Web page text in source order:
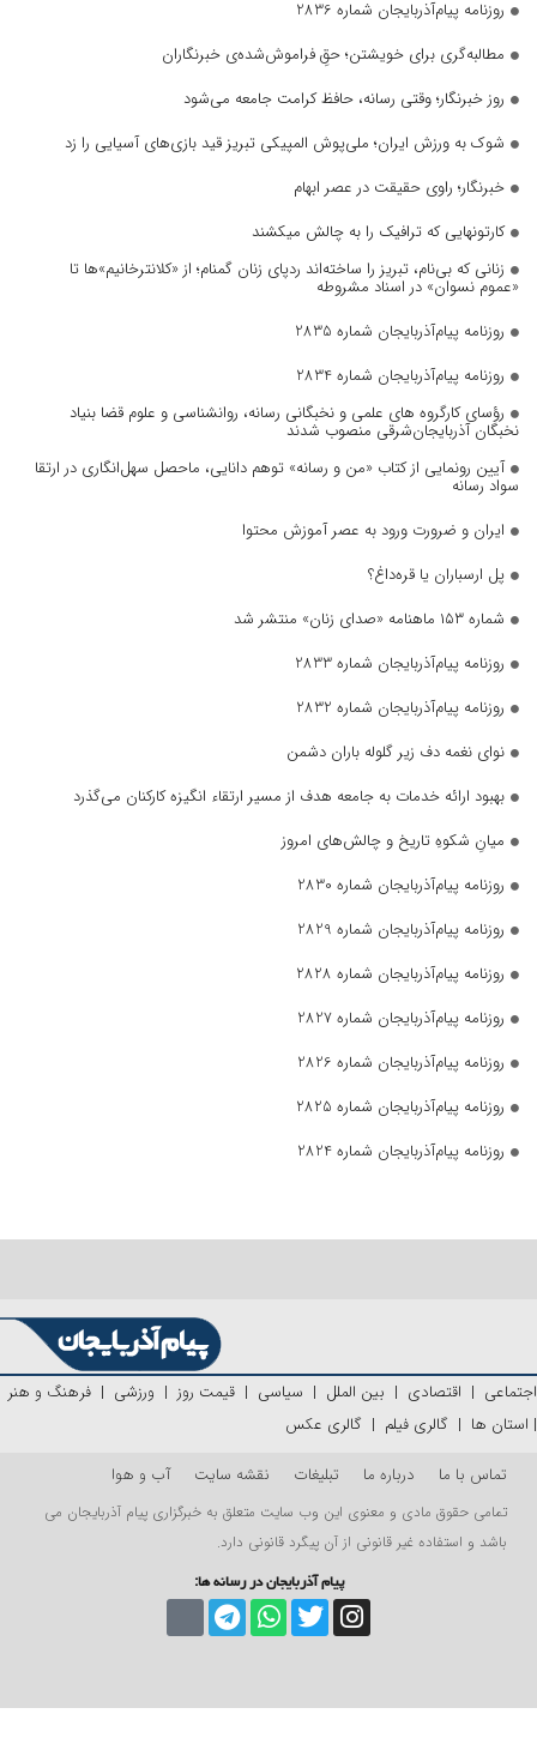
روزنامه پیام‌آذربایجان شماره 2836
مطالبه‌گری برای خویشتن؛ حقِ فراموش‌شده‌ی خبرنگاران
روز خبرنگار؛ وقتی رسانه، حافظ کرامت جامعه می‌شود
شوک به ورزش ایران؛ ملی‌پوش المپیکی تبریز قید بازی‌های آسیایی را زد
خبرنگار؛ راوی حقیقت در عصر ابهام
کارتونهایی که ترافیک را به چالش میکشند
زنانی که بی‌نام، تبریز را ساخته‌اند ردپای زنان گمنام؛ از «کلانترخانیم»ها تا
«عموم نسوان» در اسناد مشروطه
روزنامه پیام‌آذربایجان شماره 2835
روزنامه پیام‌آذربایجان شماره 2834
رؤسای کارگروه های علمی و نخبگانی رسانه، روانشناسی و علوم قضا بنیاد
نخبگان آذربایجان‌شرقی منصوب شدند
آیین رونمایی از کتاب «من و رسانه» توهم دانایی، ماحصل سهل‌انگاری در ارتقا
سواد رسانه
ایران و ضرورت ورود به عصر آموزش محتوا
پل ارسباران یا قره‌داغ؟
شماره ۱۵۳ ماهنامه «صدای زنان» منتشر شد
روزنامه پیام‌آذربایجان شماره 2833
روزنامه پیام‌آذربایجان شماره 2832
نوای نغمه دف زیر گلوله باران دشمن
بهبود ارائه خدمات به جامعه هدف از مسیر ارتقاء انگیزه کارکنان می‌گذرد
میانِ شکوهِ تاریخ و چالش‌های امروز
روزنامه پیام‌آذربایجان شماره 2830
روزنامه پیام‌آذربایجان شماره 2829
روزنامه پیام‌آذربایجان شماره 2828
روزنامه پیام‌آذربایجان شماره 2827
روزنامه پیام‌آذربایجان شماره 2826
روزنامه پیام‌آذربایجان شماره 2825
روزنامه پیام‌آذربایجان شماره 2824
اجتماعی | اقتصادی | بین الملل | سیاسی | قیمت روز | ورزشی | فرهنگ و هنر
| استان ها | گالری فیلم | گالری عکس
تماس با ما
درباره ما تبلیغات نقشه سایت آب و هوا
تمامی حقوق مادی و معنوی این وب سایت متعلق به خبرگزاری پیام آذربایجان می
باشد و استفاده غیر قانونی از آن پیگرد قانونی دارد.
پیام آذربایجان در رسانه ها: